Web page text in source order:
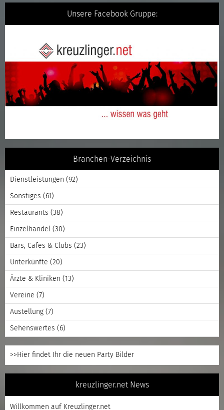
Unsere Facebook Gruppe:
Branchen-Verzeichnis
Dienstleistungen (92)
Sonstiges (61)
Restaurants (38)
Einzelhandel (30)
Bars, Cafes & Clubs (23)
Unterkünfte (20)
Ärzte & Kliniken (13)
Vereine (7)
Austellung (7)
Sehenswertes (6)
>>Hier findet Ihr die neuen Party Bilder
kreuzlinger.net News
Willkommen auf Kreuzlinger.net